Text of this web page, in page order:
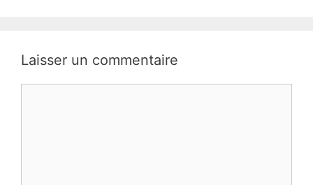
Laisser un commentaire